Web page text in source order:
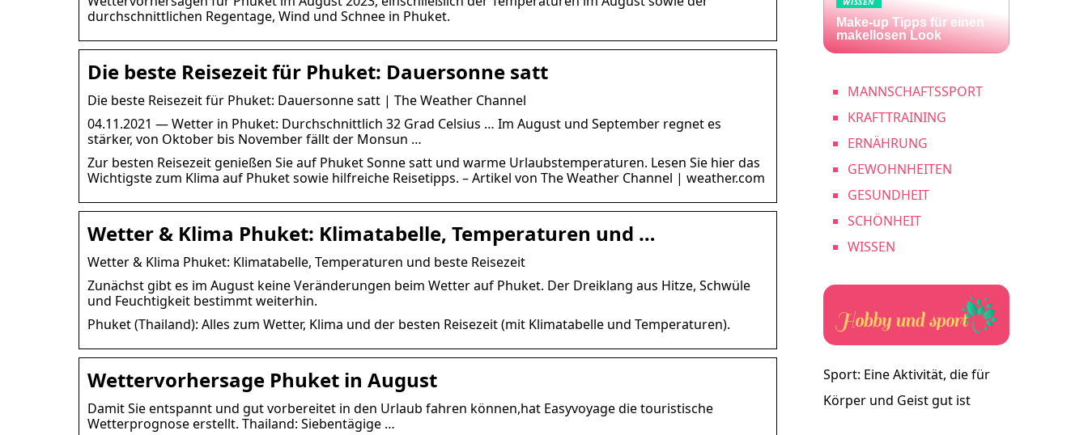
durchschnittlichen Regentage, Wind und Schnee in Phuket.
Die beste Reisezeit für Phuket: Dauersonne satt
Die beste Reisezeit für Phuket: Dauersonne satt | The Weather Channel
04.11.2021 — Wetter in Phuket: Durchschnittlich 32 Grad Celsius … Im August und September regnet es
stärker, von Oktober bis November fällt der Monsun …
Zur besten Reisezeit genießen Sie auf Phuket Sonne satt und warme Urlaubstemperaturen. Lesen Sie hier das
Wichtigste zum Klima auf Phuket sowie hilfreiche Reisetipps. – Artikel von The Weather Channel | weather.com
Wetter & Klima Phuket: Klimatabelle, Temperaturen und …
Wetter & Klima Phuket: Klimatabelle, Temperaturen und beste Reisezeit
Zunächst gibt es im August keine Veränderungen beim Wetter auf Phuket. Der Dreiklang aus Hitze, Schwüle
und Feuchtigkeit bestimmt weiterhin.
Phuket (Thailand): Alles zum Wetter, Klima und der besten Reisezeit (mit Klimatabelle und Temperaturen).
Wettervorhersage Phuket in August
Damit Sie entspannt und gut vorbereitet in den Urlaub fahren können,hat Easyvoyage die touristische
Wetterprognose erstellt. Thailand: Siebentägige …
Make-up Tipps für einen
makellosen Look
MANNSCHAFTSSPORT
KRAFTTRAINING
ERNÄHRUNG
GEWOHNHEITEN
GESUNDHEIT
SCHÖNHEIT
WISSEN
Sport: Eine Aktivität, die für
Körper und Geist gut ist